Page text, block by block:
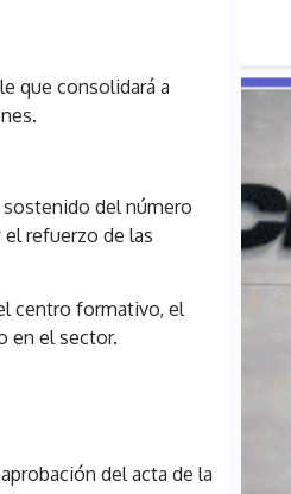
que consolidará a
del número
refuerzo de las
centro formativo, el
en el sector.
del acta de la